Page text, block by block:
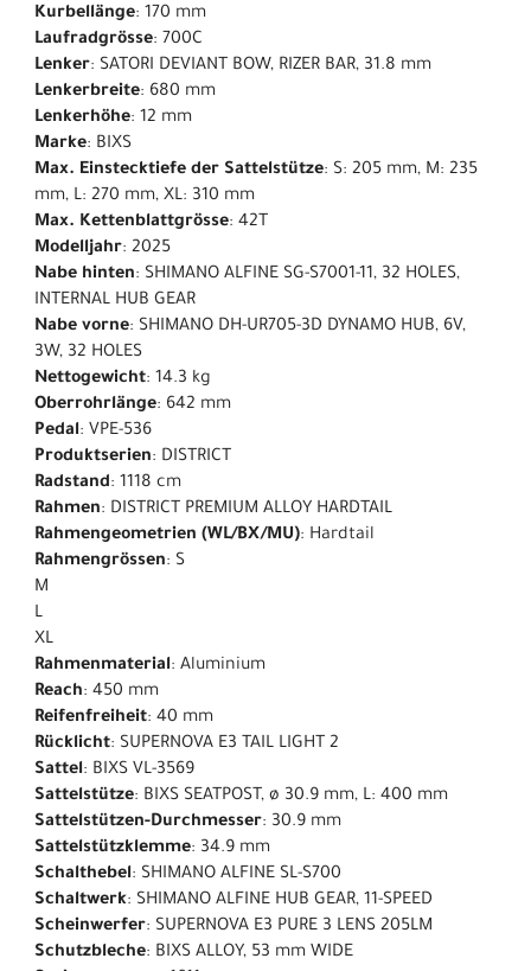
Kurbellänge: 170 mm
Laufradgrösse: 700C
Lenker: SATORI DEVIANT BOW, RIZER BAR, 31.8 mm
Lenkerbreite: 680 mm
Lenkerhöhe: 12 mm
Marke: BIXS
Max. Einstecktiefe der Sattelstütze: S: 205 mm, M: 235
mm, L: 270 mm, XL: 310 mm
Max. Kettenblattgrösse: 42T
Modelljahr: 2025
Nabe hinten: SHIMANO ALFINE SG-S7001-11, 32 HOLES,
INTERNAL HUB GEAR
Nabe vorne: SHIMANO DH-UR705-3D DYNAMO HUB, 6V,
3W, 32 HOLES
Nettogewicht: 14.3 kg
Oberrohrlänge: 642 mm
Pedal: VPE-536
Produktserien: DISTRICT
Radstand: 1118 cm
Rahmen: DISTRICT PREMIUM ALLOY HARDTAIL
Rahmengeometrien (WL/BX/MU): Hardtail
Rahmengrössen: S
M
L
XL
Rahmenmaterial: Aluminium
Reach: 450 mm
Reifenfreiheit: 40 mm
Rücklicht: SUPERNOVA E3 TAIL LIGHT 2
Sattel: BIXS VL-3569
Sattelstütze: BIXS SEATPOST, ø 30.9 mm, L: 400 mm
Sattelstützen-Durchmesser: 30.9 mm
Sattelstützklemme: 34.9 mm
Schalthebel: SHIMANO ALFINE SL-S700
Schaltwerk: SHIMANO ALFINE HUB GEAR, 11-SPEED
Scheinwerfer: SUPERNOVA E3 PURE 3 LENS 205LM
Schutzbleche: BIXS ALLOY, 53 mm WIDE